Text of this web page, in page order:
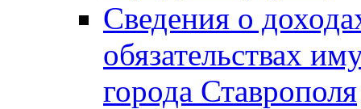
Сведения о
обязательствах
города Ставрополя